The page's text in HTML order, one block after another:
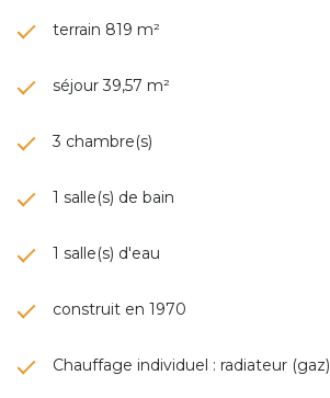
terrain 819 m²
séjour 39,57 m²
3 chambre(s)
1 salle(s) de bain
1 salle(s) d'eau
construit en 1970
Chauffage individuel : radiateur (gaz)